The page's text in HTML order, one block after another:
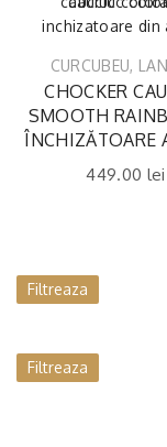
CURCUBEU,
CHOCKER
SMOOTH
ÎNCHIZĂTOARE
449.00 lei
Filtreaza
Filtreaza